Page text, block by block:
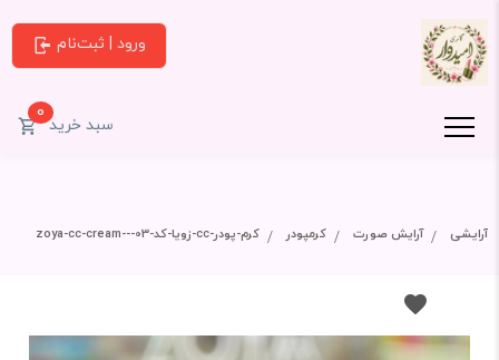
ورود | ثبت‌نام
سبد خرید0
آرایشی آرایش صورت کرمپودر کرم-پودر-cc-زویا-کد-03---zoya-cc-cream